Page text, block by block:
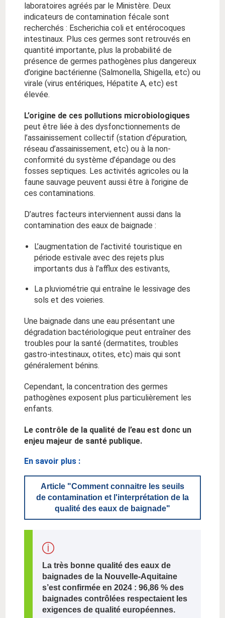
laboratoires agréés par le Ministère. Deux
indicateurs de contamination fécale sont
recherchés : Escherichia coli et entérocoques
intestinaux. Plus ces germes sont retrouvés en
quantité importante, plus la probabilité de
présence de germes pathogènes plus dangereux
d’origine bactérienne (Salmonella, Shigella, etc) ou
virale (virus entériques, Hépatite A, etc) est
élevée.
L’origine de ces pollutions microbiologiques
peut être liée à des dysfonctionnements de
l’assainissement collectif (station d’épuration,
réseau d’assainissement, etc) ou à la non-
conformité du système d’épandage ou des
fosses septiques. Les activités agricoles ou la
faune sauvage peuvent aussi être à l’origine de
ces contaminations.
D’autres facteurs interviennent aussi dans la
contamination des eaux de baignade :
L’augmentation de l’activité touristique en
période estivale avec des rejets plus
importants dus à l’afflux des estivants,
La pluviométrie qui entraîne le lessivage des
sols et des voieries.
Une baignade dans une eau présentant une
dégradation bactériologique peut entraîner des
troubles pour la santé (dermatites, troubles
gastro-intestinaux, otites, etc) mais qui sont
généralement bénins.
Cependant, la concentration des germes
pathogènes exposent plus particulièrement les
enfants.
Le contrôle de la qualité de l’eau est donc un
enjeu majeur de santé publique.
En savoir plus :
Article "Comment connaitre les seuils
de contamination et l'interprétation de la
qualité des eaux de baignade"
La très bonne qualité des eaux de
baignades de la Nouvelle-Aquitaine
s’est confirmée en 2024 : 96,86 % des
baignades contrôlées respectaient les
exigences de qualité européennes.